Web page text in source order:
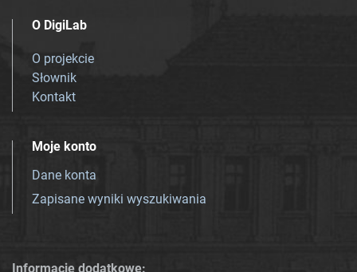
O DigiLab
O projekcie
Słownik
Kontakt
Moje konto
Dane konta
Zapisane wyniki wyszukiwania
Informacje dodatkowe: